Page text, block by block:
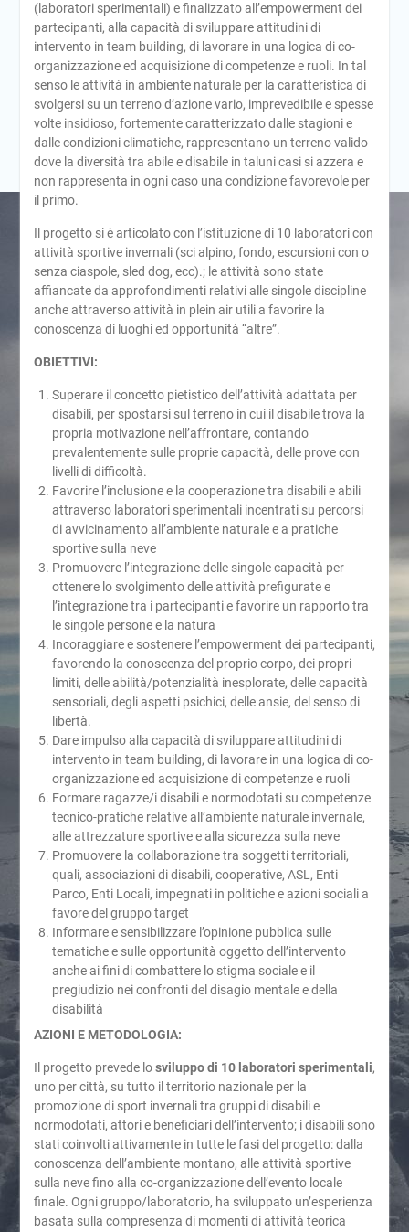
(laboratori sperimentali) e finalizzato all’empowerment dei
partecipanti, alla capacità di sviluppare attitudini di
intervento in team building, di lavorare in una logica di co-
organizzazione ed acquisizione di competenze e ruoli. In tal
senso le attività in ambiente naturale per la caratteristica di
svolgersi su un terreno d’azione vario, imprevedibile e spesse
volte insidioso, fortemente caratterizzato dalle stagioni e
dalle condizioni climatiche, rappresentano un terreno valido
dove la diversità tra abile e disabile in taluni casi si azzera e
non rappresenta in ogni caso una condizione favorevole per
il primo.
Il progetto si è articolato con l’istituzione di 10 laboratori con
attività sportive invernali (sci alpino, fondo, escursioni con o
senza ciaspole, sled dog, ecc).; le attività sono state
affiancate da approfondimenti relativi alle singole discipline
anche attraverso attività in plein air utili a favorire la
conoscenza di luoghi ed opportunità “altre”.
OBIETTIVI:
Superare il concetto pietistico dell’attività adattata per
disabili, per spostarsi sul terreno in cui il disabile trova la
propria motivazione nell’affrontare, contando
prevalentemente sulle proprie capacità, delle prove con
livelli di difficoltà.
Favorire l’inclusione e la cooperazione tra disabili e abili
attraverso laboratori sperimentali incentrati su percorsi
di avvicinamento all’ambiente naturale e a pratiche
sportive sulla neve
Promuovere l’integrazione delle singole capacità per
ottenere lo svolgimento delle attività prefigurate e
l’integrazione tra i partecipanti e favorire un rapporto tra
le singole persone e la natura
Incoraggiare e sostenere l’empowerment dei partecipanti,
favorendo la conoscenza del proprio corpo, dei propri
limiti, delle abilità/potenzialità inesplorate, delle capacità
sensoriali, degli aspetti psichici, delle ansie, del senso di
libertà.
Dare impulso alla capacità di sviluppare attitudini di
intervento in team building, di lavorare in una logica di co-
organizzazione ed acquisizione di competenze e ruoli
Formare ragazze/i disabili e normodotati su competenze
tecnico-pratiche relative all’ambiente naturale invernale,
alle attrezzature sportive e alla sicurezza sulla neve
Promuovere la collaborazione tra soggetti territoriali,
quali, associazioni di disabili, cooperative, ASL, Enti
Parco, Enti Locali, impegnati in politiche e azioni sociali a
favore del gruppo target
Informare e sensibilizzare l’opinione pubblica sulle
tematiche e sulle opportunità oggetto dell’intervento
anche ai fini di combattere lo stigma sociale e il
pregiudizio nei confronti del disagio mentale e della
disabilità
AZIONI E METODOLOGIA:
Il progetto prevede losviluppo di 10 laboratori sperimentali,
uno per città, su tutto il territorio nazionale per la
promozione di sport invernali tra gruppi di disabili e
normodotati, attori e beneficiari dell’intervento; i disabili sono
stati coinvolti attivamente in tutte le fasi del progetto: dalla
conoscenza dell’ambiente montano, alle attività sportive
sulla neve fino alla co-organizzazione dell’evento locale
finale. Ogni gruppo/laboratorio, ha sviluppato un’esperienza
basata sulla compresenza di momenti di attività teorica